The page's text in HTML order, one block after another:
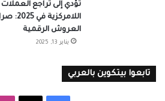
تُؤدي إلى تراجع العملات
اللامركزية في
العروش الرقمية
يناير 13, 2025
تابعوا بيتكوين بالعربي